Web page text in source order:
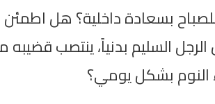
بسعادة داخلية؟ هل
السليم بدنياً، ينتصب قضيبه
النوم بشكل يومي؟